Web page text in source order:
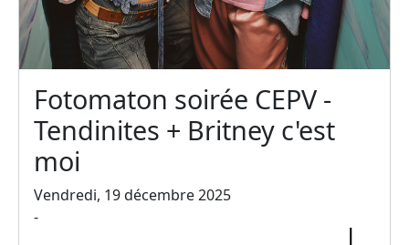
Fotomaton soirée CEPV -
Tendinites + Britney c'est
moi
Vendredi, 19 décembre 2025
-